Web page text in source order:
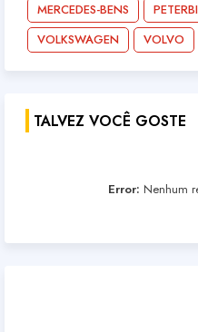
MERCEDES-BENS
VOLKSWAGEN
VOLVO
TALVEZ VOCÊ GOSTE
Error: Nenhum